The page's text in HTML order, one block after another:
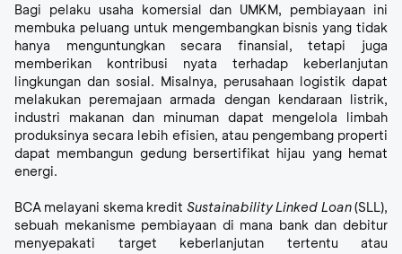
Bagi pelaku usaha komersial dan UMKM, pembiayaan ini
membuka peluang untuk mengembangkan bisnis yang tidak
hanya menguntungkan secara finansial, tetapi juga
memberikan kontribusi nyata terhadap keberlanjutan
lingkungan dan sosial. Misalnya, perusahaan logistik dapat
melakukan peremajaan armada dengan kendaraan listrik,
industri makanan dan minuman dapat mengelola limbah
produksinya secara lebih efisien, atau pengembang properti
dapat membangun gedung bersertifikat hijau yang hemat
energi.
BCA melayani skema kredit Sustainability Linked Loan(SLL),
sebuah mekanisme pembiayaan di mana bank dan debitur
menyepakati target keberlanjutan tertentu atau